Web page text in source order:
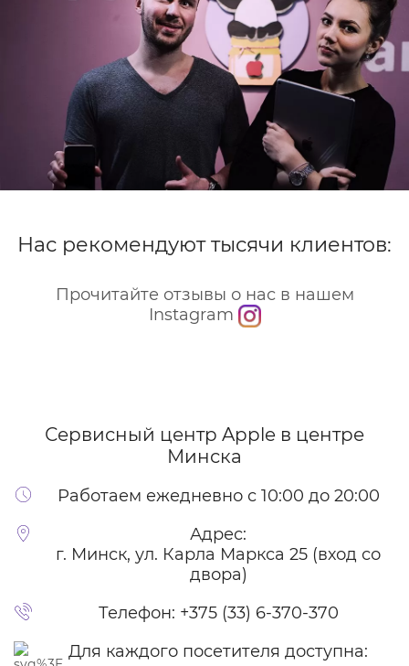
Нас рекомендуют тысячи клиентов:
Прочитайте отзывы о нас в нашем
Instagram
Сервисный центр Apple в центре
Минска
Работаем ежедневно с 10:00 до 20:00
Адрес:
г. Минск, ул. Карла Маркса 25 (вход со
двора)
Телефон: +375 (33) 6-370-370
Для каждого посетителя доступна: